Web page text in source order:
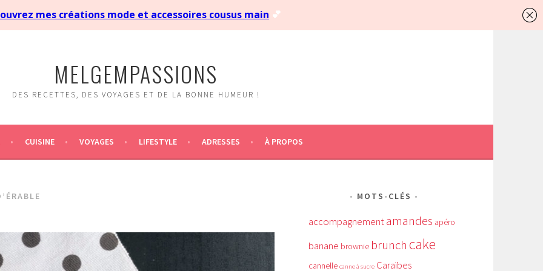
MELGEMPASSIONS
DES RECETTES, DES VOYAGES ET DE LA BONNE HUMEUR !
CUISINE VOYAGES LIFESTYLE ADRESSES À PROPOS
MOTS-CLÉS
accompagnementamandes apéro
banane brownie brunch cake
cannelle canne à sucre Caraïbes